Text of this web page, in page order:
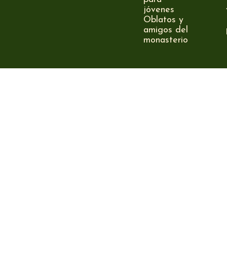
jóvenes
Oblatos y
amigos del
monasterio